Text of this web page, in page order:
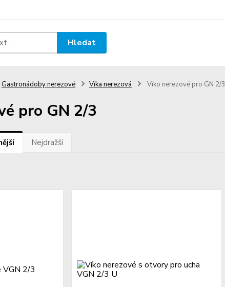
Hledat
Gastronádoby nerezové Víka nerezová Víko nerezové pro GN 2/3
pro GN 2/3
Nejdražší